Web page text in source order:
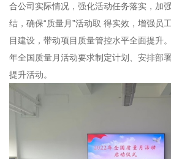
合公司实际情况，强化活动任务落实，加
结，确保“质量月”活动取 得实效，增强员
目建设，带动项目质量管控水平全面提升
年全国质量月活动要求制定计划、安排部
提升活动。